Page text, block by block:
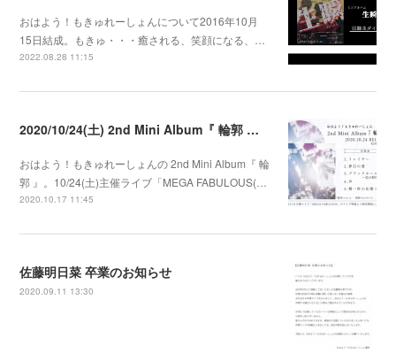
おはよう！もきゅれーしょんについて2016年10月
15日結成。もきゅ・・・癒される、笑顔になる、…
2022.08.28 11:15
2020/10/24(土) 2nd Mini Album『 輪郭 』発売決定
おはよう！もきゅれーしょんの 2nd Mini Album『 輪
郭 』。10/24(土)主催ライブ「MEGA FABULOUS(…
2020.10.17 11:45
佐藤明日菜 卒業のお知らせ
2020.09.11 13:30